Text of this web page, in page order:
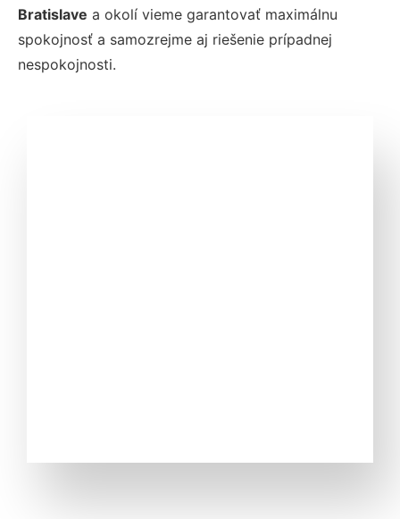
Bratislave a okolí vieme garantovať maximálnu
spokojnosť a samozrejme aj riešenie prípadnej
nespokojnosti.